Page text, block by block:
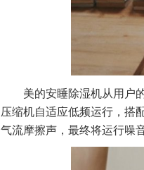
美的安睡除湿机从用户
压缩机自适应低频运行，搭
气流摩擦声，最终将运行噪